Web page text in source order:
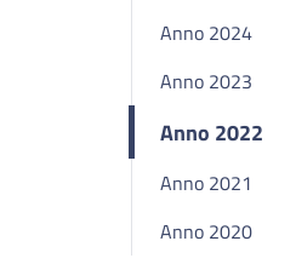
Anno 2024
Anno 2023
Anno 2022
Anno 2021
Anno 2020